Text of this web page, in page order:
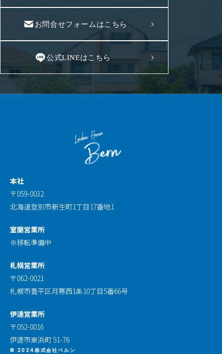
お問合せフォームはこちら
公式LINEはこちら
本社
〒059-0032
北海道登別市新生町1丁目17番地1
室蘭営業所
※移転準備中
札幌営業所
〒062-0021
札幌市豊平区月寒西1条10丁目5番66号
伊達営業所
〒052-0016
伊達市東浜町 51-76
© 2024株式会社ベルン